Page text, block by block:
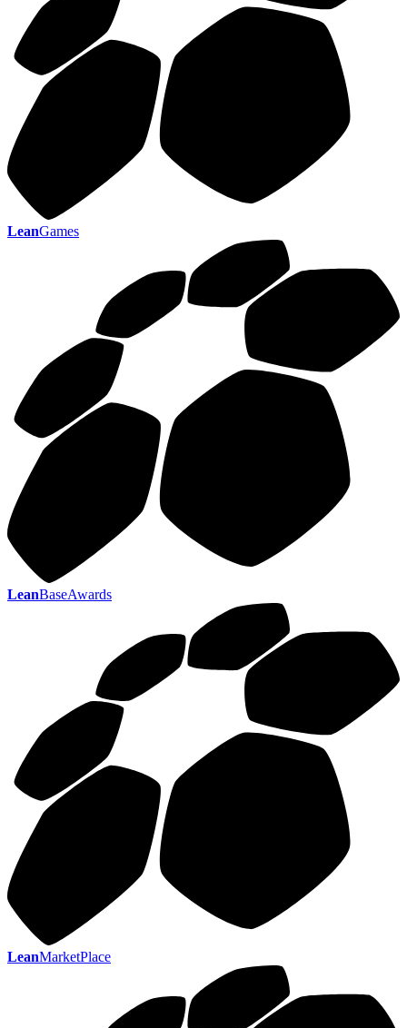
LeanGames
LeanBaseAwards
LeanMarketPlace